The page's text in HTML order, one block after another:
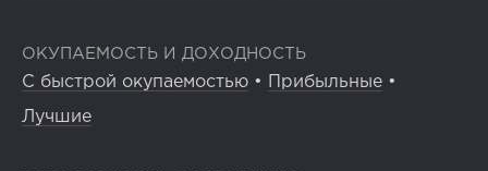
ОКУПАЕМОСТЬ И ДОХОДНОСТЬ
С быстрой окупаемостью • Прибыльные •
Лучшие